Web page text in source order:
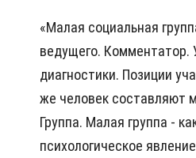
«Малая социальная
ведущего. Комментатор.
диагностики. Позиции
же человек составляют
Группа. Малая группа -
психологическое